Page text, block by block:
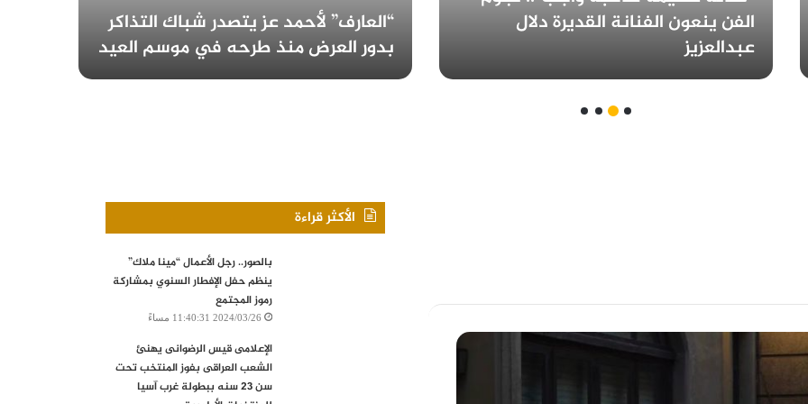
الفن ينعون الفنانة القديرة دلال
عبدالعزيز
“العارف” لأحمد عز يتصدر شباك التذاكر
بدور العرض منذ طرحه في موسم العيد
الأكثر قراءة
بالصور.. رجل الأعمال “مينا ملاك”
ينظم حفل الإفطار السنوي بمشاركة
رموز المجتمع
2024/03/26 11:40:31 مساءً
الإعلامى قيس الرضوانى يهنئ
الشعب العراقى بفوز المنتخب تحت
سن 23 سنه ببطولة غرب آسيا